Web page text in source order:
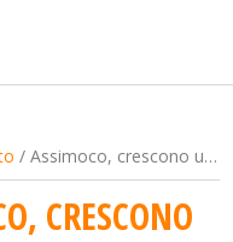
/ Assimoco, crescono utile e raccolta
CRESCONO